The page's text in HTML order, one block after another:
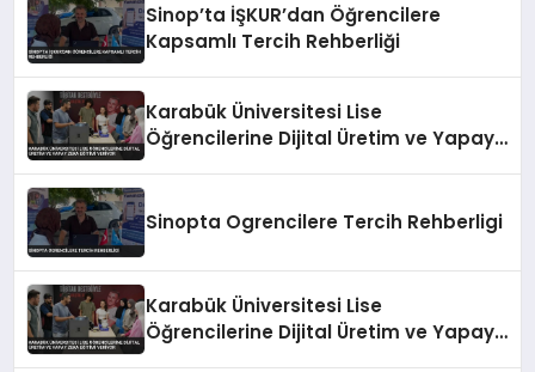
Sinop’ta İŞKUR’dan Öğrencilere
Kapsamlı Tercih Rehberliği
Karabük Üniversitesi Lise
Öğrencilerine Dijital Üretim ve Yapay
Sinopta Ogrencilere Tercih Rehberligi
Karabük Üniversitesi Lise
Öğrencilerine Dijital Üretim ve Yapay